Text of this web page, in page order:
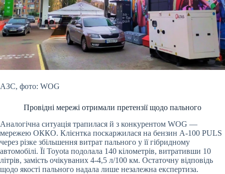
АЗС, фото: WOG
Провідні мережі отримали претензії щодо пального
Аналогічна ситуація трапилася й з конкурентом WOG —
мережею ОККО. Клієнтка поскаржилася на бензин А-100 PULS
через різке збільшення витрат пального у її гібридному
автомобілі. Її Toyota подолала 140 кілометрів, витративши 10
літрів, замість очікуваних 4-4,5 л/100 км. Остаточну відповідь
щодо якості пального надала лише незалежна експертиза.